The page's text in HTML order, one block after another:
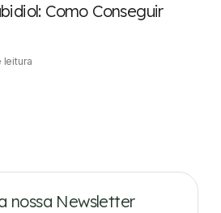
Como Conseguir
leitura
nossa Newsletter